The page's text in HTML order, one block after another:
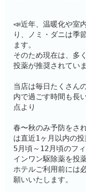
📣近年、温暖化や室
り、ノミ・ダニは季
ます。
そのため現在は、多
投薬が推奨されてい
当店は毎日たくさん
内で過ごす時間も長
点より
春〜秋のみ予防をさ
は直近1ヶ月以内の
5月頃～12月頃のフ
インワン駆除薬を投
ホテルご利用前には
願いいたします。